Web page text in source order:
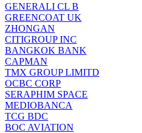
GENERALI CL B
GREENCOAT UK
ZHONGAN
CITIGROUP INC
BANGKOK BANK
CAPMAN
TMX GROUP LIMITD
OCBC CORP
SERAPHIM SPACE
MEDIOBANCA
TCG BDC
BOC AVIATION